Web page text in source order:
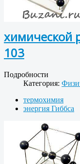
химической
103
Подробности
Категория:
термохимия
энергия Гиббса